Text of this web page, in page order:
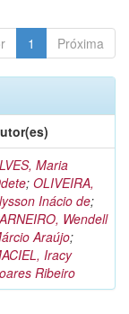
1 Próxima
Maria
; OLIVEIRA,
Inácio de;
Wendell
Araújo;
Iracy
Ribeiro